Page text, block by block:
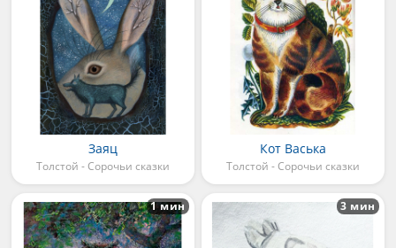
Заяц
Толстой - Сорочьи сказки
Кот Васька
Толстой - Сорочьи сказки
1 мин 3 мин